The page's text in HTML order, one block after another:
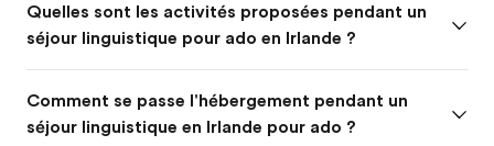
Quelles sont les activités proposées pendant un
séjour linguistique pour ado en Irlande ?
Comment se passe l'hébergement pendant un
séjour linguistique en Irlande pour ado ?